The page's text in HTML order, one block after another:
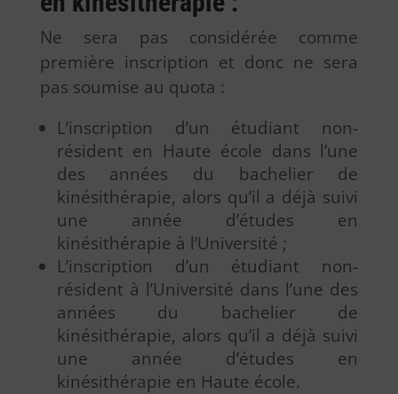
Ne sera pas considérée comme
première inscription et donc ne sera
pas soumise au quota :
L’inscription d’un étudiant non-
résident en Haute école dans l’une
des années du bachelier de
kinésithérapie, alors qu’il a déjà suivi
une année d’études en
kinésithérapie à l’Université ;
L’inscription d’un étudiant non-
résident à l’Université dans l’une des
années du bachelier de
kinésithérapie, alors qu’il a déjà suivi
une année d’études en
kinésithérapie en Haute école.